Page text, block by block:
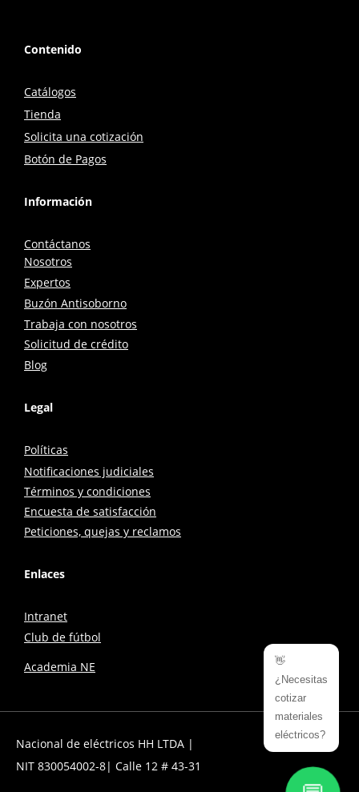
Contenido
Catálogos
Tienda
Solicita una cotización
Botón de Pagos
Información
Contáctanos
Nosotros
Expertos
Buzón Antisoborno
Trabaja con nosotros
Solicitud de crédito
Blog
Legal
Políticas
Notificaciones judiciales
Términos y condiciones
Encuesta de satisfacción
Peticiones, quejas y reclamos
Enlaces
Intranet
Club de fútbol
Academia NE
👋
¿Necesitas
cotizar
materiales
eléctricos?
Nacional de eléctricos HH LTDA |
NIT 830054002-8| Calle 12 # 43-31